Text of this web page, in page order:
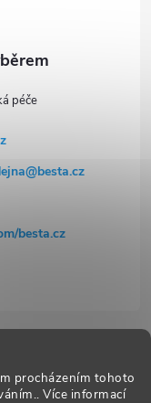
procházením tohoto
Více informací
besta.cz